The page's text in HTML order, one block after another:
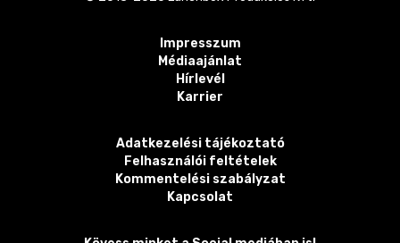
Impresszum
Médiaajánlat
Hírlevél
Karrier
Adatkezelési tájékoztató
Felhasználói feltételek
Kommentelési szabályzat
Kapcsolat